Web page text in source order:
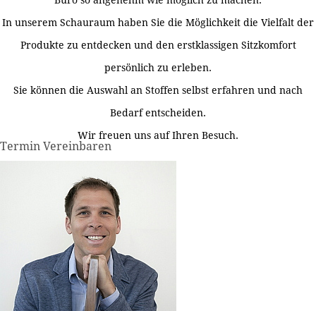
In unserem Schauraum haben Sie die Möglichkeit die Vielfalt der
Produkte zu entdecken und den erstklassigen Sitzkomfort
persönlich zu erleben.
Sie können die Auswahl an Stoffen selbst erfahren und nach
Bedarf entscheiden.
Wir freuen uns auf Ihren Besuch.
Termin Vereinbaren